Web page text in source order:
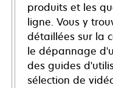
produits et les
ligne. Vous y
détaillées sur la
le dépannage
des guides
sélection de